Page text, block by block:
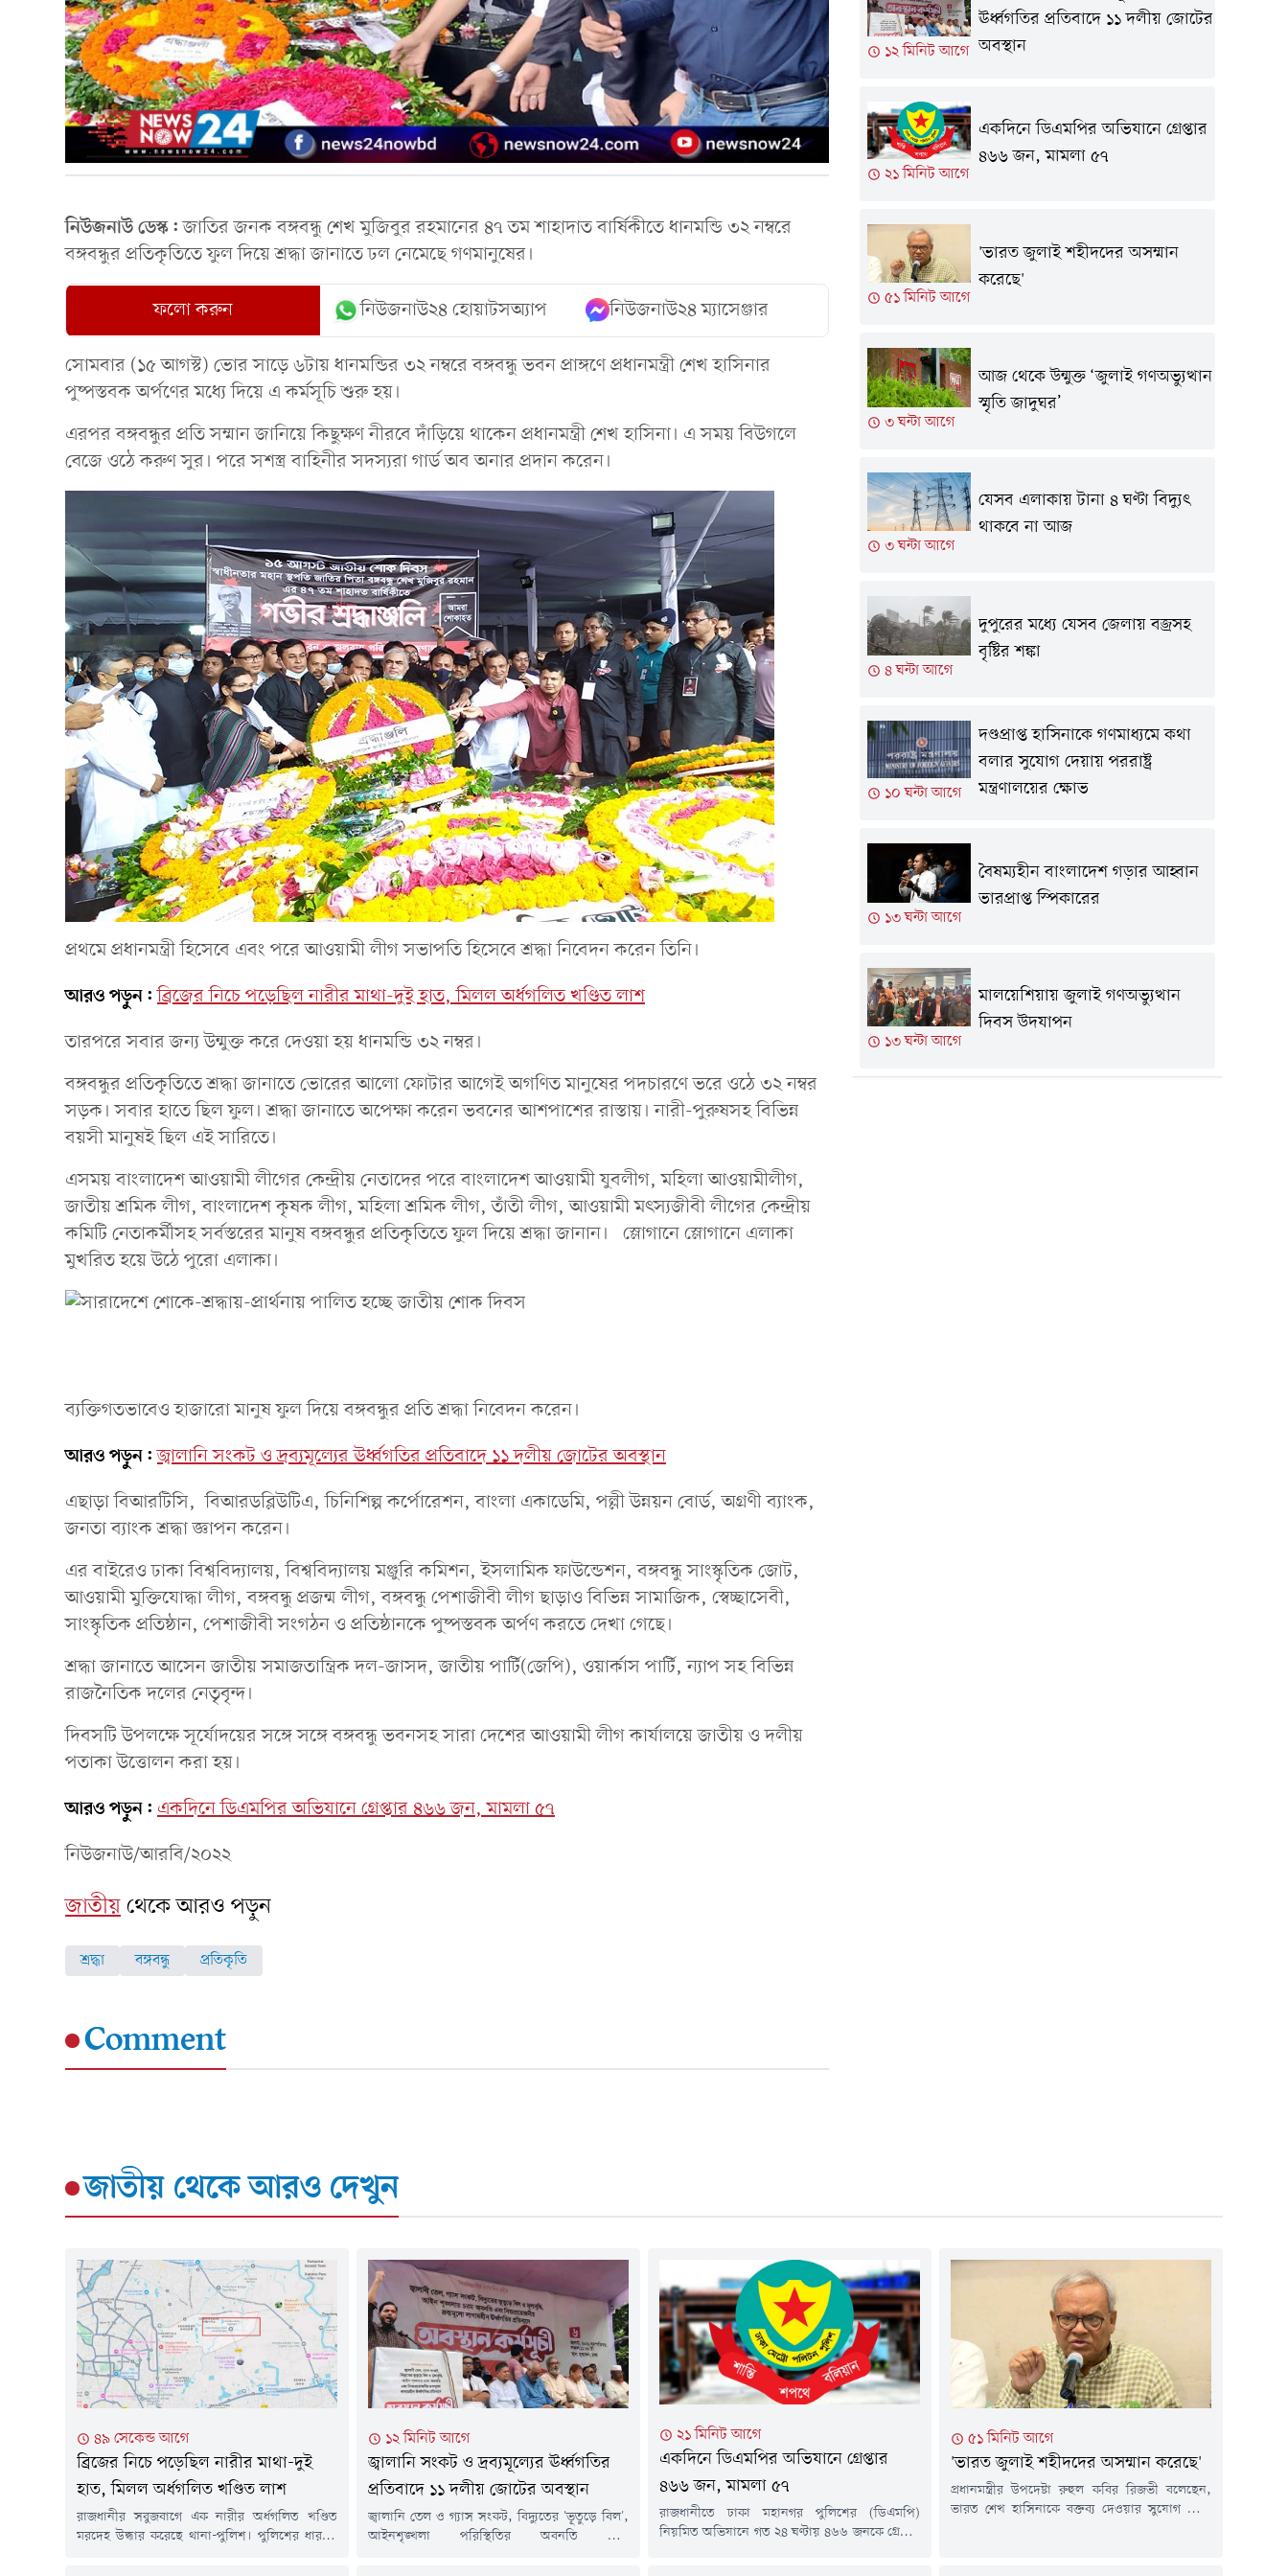
নিউজনাউ ডেস্ক:জাতির জনক বঙ্গবন্ধু শেখ মুজিবুর রহমানের ৪৭ তম শাহাদাত বার্ষিকীতে ধানমন্ডি ৩২ নম্বরে
বঙ্গবন্ধুর প্রতিকৃতিতে ফুল দিয়ে শ্রদ্ধা জানাতে ঢল নেমেছে গণমানুষের।
ফলো করুন নিউজনাউ২৪ হোয়াটসঅ্যাপ নিউজনাউ২৪ ম্যাসেঞ্জার
সোমবার (১৫ আগস্ট) ভোর সাড়ে ৬টায় ধানমন্ডির ৩২ নম্বরে বঙ্গবন্ধু ভবন প্রাঙ্গণে প্রধানমন্ত্রী শেখ হাসিনার
পুষ্পস্তবক অর্পণের মধ্যে দিয়ে এ কর্মসূচি শুরু হয়।
এরপর বঙ্গবন্ধুর প্রতি সম্মান জানিয়ে কিছুক্ষণ নীরবে দাঁড়িয়ে থাকেন প্রধানমন্ত্রী শেখ হাসিনা। এ সময় বিউগলে
বেজে ওঠে করুণ সুর। পরে সশস্ত্র বাহিনীর সদস্যরা গার্ড অব অনার প্রদান করেন।
প্রথমে প্রধানমন্ত্রী হিসেবে এবং পরে আওয়ামী লীগ সভাপতি হিসেবে শ্রদ্ধা নিবেদন করেন তিনি।
আরও পড়ুন: ব্রিজের নিচে পড়েছিল নারীর মাথা-দুই হাত, মিলল অর্ধগলিত খণ্ডিত লাশ
তারপরে সবার জন্য উন্মুক্ত করে দেওয়া হয় ধানমন্ডি ৩২ নম্বর।
বঙ্গবন্ধুর প্রতিকৃতিতে শ্রদ্ধা জানাতে ভোরের আলো ফোটার আগেই অগণিত মানুষের পদচারণে ভরে ওঠে ৩২ নম্বর
সড়ক। সবার হাতে ছিল ফুল। শ্রদ্ধা জানাতে অপেক্ষা করেন ভবনের আশপাশের রাস্তায়। নারী-পুরুষসহ বিভিন্ন
বয়সী মানুষই ছিল এই সারিতে।
এসময় বাংলাদেশ আওয়ামী লীগের কেন্দ্রীয় নেতাদের পরে বাংলাদেশ আওয়ামী যুবলীগ, মহিলা আওয়ামীলীগ,
জাতীয় শ্রমিক লীগ, বাংলাদেশ কৃষক লীগ, মহিলা শ্রমিক লীগ, তাঁতী লীগ, আওয়ামী মৎস্যজীবী লীগের কেন্দ্রীয়
কমিটি নেতাকর্মীসহ সর্বস্তরের মানুষ বঙ্গবন্ধুর প্রতিকৃতিতে ফুল দিয়ে শ্রদ্ধা জানান। স্লোগানে স্লোগানে এলাকা
মুখরিত হয়ে উঠে পুরো এলাকা।
ব্যক্তিগতভাবেও হাজারো মানুষ ফুল দিয়ে বঙ্গবন্ধুর প্রতি শ্রদ্ধা নিবেদন করেন।
আরও পড়ুন: জ্বালানি সংকট ও দ্রব্যমূল্যের ঊর্ধ্বগতির প্রতিবাদে ১১ দলীয় জোটের অবস্থান
এছাড়া বিআরটিসি, বিআরডব্লিউটিএ, চিনিশিল্প কর্পোরেশন, বাংলা একাডেমি, পল্লী উন্নয়ন বোর্ড, অগ্রণী ব্যাংক,
জনতা ব্যাংক শ্রদ্ধা জ্ঞাপন করেন।
এর বাইরেও ঢাকা বিশ্ববিদ্যালয়, বিশ্ববিদ্যালয় মঞ্জুরি কমিশন, ইসলামিক ফাউন্ডেশন, বঙ্গবন্ধু সাংস্কৃতিক জোট,
আওয়ামী মুক্তিযোদ্ধা লীগ, বঙ্গবন্ধু প্রজন্ম লীগ, বঙ্গবন্ধু পেশাজীবী লীগ ছাড়াও বিভিন্ন সামাজিক, স্বেচ্ছাসেবী,
সাংস্কৃতিক প্রতিষ্ঠান, পেশাজীবী সংগঠন ও প্রতিষ্ঠানকে পুষ্পস্তবক অর্পণ করতে দেখা গেছে।
শ্রদ্ধা জানাতে আসেন জাতীয় সমাজতান্ত্রিক দল-জাসদ, জাতীয় পার্টি(জেপি), ওয়ার্কাস পার্টি, ন্যাপ সহ বিভিন্ন
রাজনৈতিক দলের নেতৃবৃন্দ।
দিবসটি উপলক্ষে সূর্যোদয়ের সঙ্গে সঙ্গে বঙ্গবন্ধু ভবনসহ সারা দেশের আওয়ামী লীগ কার্যালয়ে জাতীয় ও দলীয়
পতাকা উত্তোলন করা হয়।
আরও পড়ুন: একদিনে ডিএমপির অভিযানে গ্রেপ্তার ৪৬৬ জন, মামলা ৫৭
নিউজনাউ/আরবি/২০২২
জাতীয়থেকে আরও পড়ুন
শ্রদ্ধা বঙ্গবন্ধু প্রতিকৃতি
Comment
১২ মিনিট আগে
ঊর্ধ্বগতির প্রতিবাদে ১১ দলীয় জোটের
অবস্থান
২১ মিনিট আগে
একদিনে ডিএমপির অভিযানে গ্রেপ্তার
৪৬৬ জন, মামলা ৫৭
৫১ মিনিট আগে
'ভারত জুলাই শহীদদের অসম্মান
করেছে'
৩ ঘন্টা আগে
আজ থেকে উন্মুক্ত ‘জুলাই গণঅভ্যুত্থান
স্মৃতি জাদুঘর’
৩ ঘন্টা আগে
যেসব এলাকায় টানা ৪ ঘণ্টা বিদ্যুৎ
থাকবে না আজ
৪ ঘন্টা আগে
দুপুরের মধ্যে যেসব জেলায় বজ্রসহ
বৃষ্টির শঙ্কা
১০ ঘন্টা আগে
দণ্ডপ্রাপ্ত হাসিনাকে গণমাধ্যমে কথা
বলার সুযোগ দেয়ায় পররাষ্ট্র
মন্ত্রণালয়ের ক্ষোভ
১৩ ঘন্টা আগে
বৈষম্যহীন বাংলাদেশ গড়ার আহ্বান
ভারপ্রাপ্ত স্পিকারের
১৩ ঘন্টা আগে
মালয়েশিয়ায় জুলাই গণঅভ্যুত্থান
দিবস উদযাপন
জাতীয় থেকে আরও দেখুন
৪৯ সেকেন্ড আগে
ব্রিজের নিচে পড়েছিল নারীর মাথা-দুই
হাত, মিলল অর্ধগলিত খণ্ডিত লাশ
রাজধানীর সবুজবাগে এক নারীর অর্ধগলিত খণ্ডিত
মরদেহ উদ্ধার করেছে থানা-পুলিশ। পুলিশের ধারণা,
১২ মিনিট আগে
জ্বালানি সংকট ও দ্রব্যমূল্যের ঊর্ধ্বগতির
প্রতিবাদে ১১ দলীয় জোটের অবস্থান
জ্বালানি তেল ও গ্যাস সংকট, বিদ্যুতের 'ভূতুড়ে বিল',
আইনশৃঙ্খলা পরিস্থিতির অবনতি এবং
২১ মিনিট আগে
একদিনে ডিএমপির অভিযানে গ্রেপ্তার
৪৬৬ জন, মামলা ৫৭
রাজধানীতে ঢাকা মহানগর পুলিশের (ডিএমপি)
নিয়মিত অভিযানে গত ২৪ ঘণ্টায় ৪৬৬ জনকে গ্রেপ্তার
৫১ মিনিট আগে
'ভারত জুলাই শহীদদের অসম্মান করেছে'
প্রধানমন্ত্রীর উপদেষ্টা রুহুল কবির রিজভী বলেছেন,
ভারত শেখ হাসিনাকে বক্তব্য দেওয়ার সুযোগ দিয়ে